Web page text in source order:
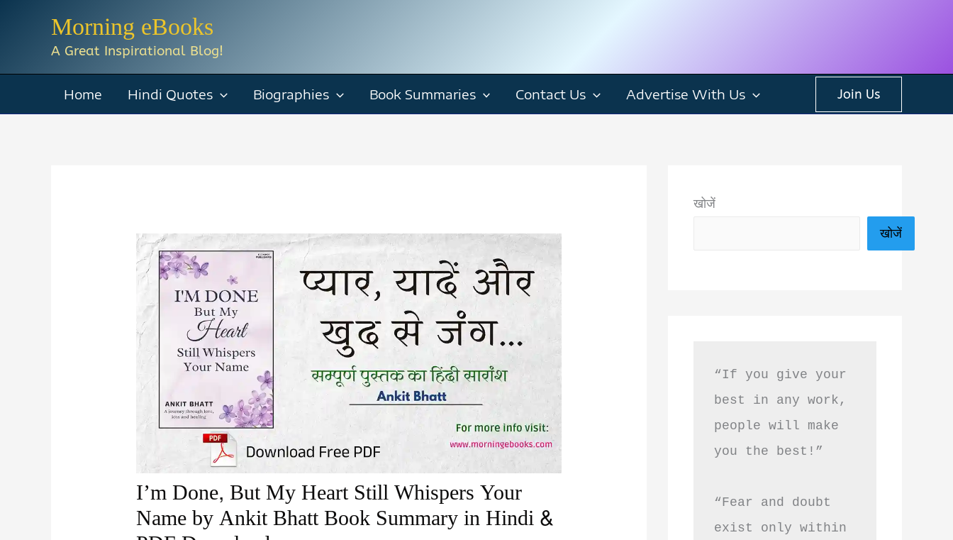
Morning eBooks
A Great Inspirational Blog!
Home Hindi Quotes Biographies Book Summaries Contact Us Advertise With Us Join Us
I’m Done, But My Heart Still Whispers Your
Name by Ankit Bhatt Book Summary in Hindi &
खोजें
खोजें
“If you give your
best in any work,
people will make
you the best!”
“Fear and doubt
exist only within